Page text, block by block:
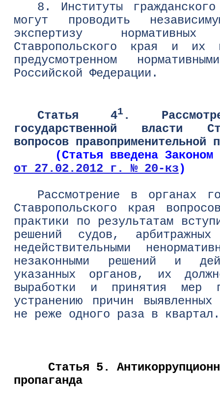
8. Институты
могут проводить
экспертизу
Ставропольского края и их
предусмотренном
Российской Федерации.
Статья 41.
государственной власти
вопросов правоприменительной
(Статья введена Законом
от 27.02.2012 г. № 20-кз)
Рассмотрение в органах
Ставропольского края
практики по результатам
решений судов,
недействительными
незаконными решений и
указанных органов, их
выработки и принятия мер
устранению причин
не реже одного раза в квартал.
Статья 5.
пропаганда